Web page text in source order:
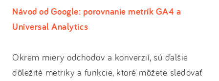
Návod od Google: porovnanie metrík GA4 a
Universal Analytics
Okrem miery odchodov a konverzií, sú ďalšie
dôležité metriky a funkcie, ktoré môžete sledovať